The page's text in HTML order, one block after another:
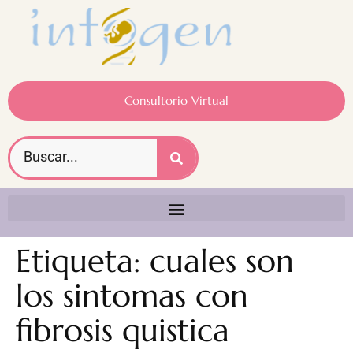
Consultorio Virtual
Etiqueta: cuales son
los sintomas con
fibrosis quistica